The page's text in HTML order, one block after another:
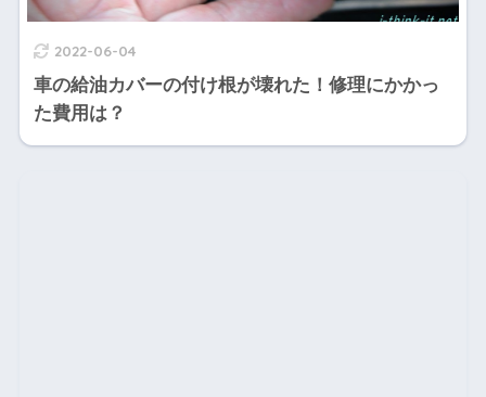
2022-06-04
車の給油カバーの付け根が壊れた！修理にかかっ
た費用は？